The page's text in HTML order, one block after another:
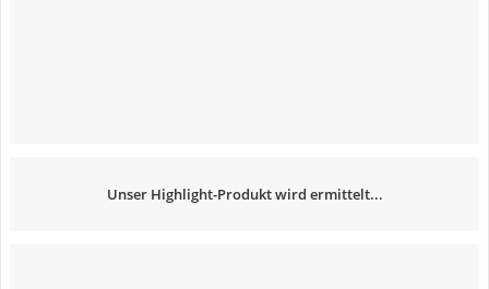
Unser Highlight-Produkt wird ermittelt...